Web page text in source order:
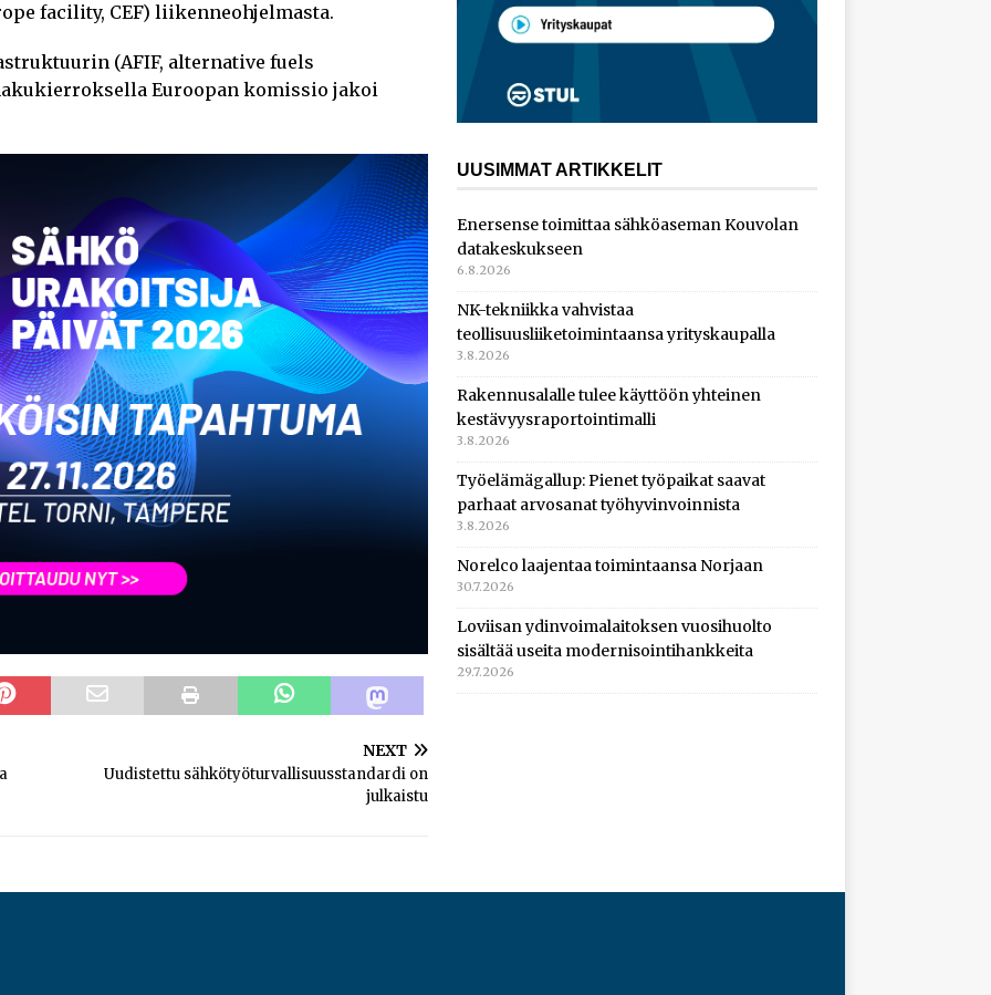
facility, CEF) liikenneohjelmasta.
(AFIF, alternative fuels
Euroopan komissio jakoi
NEXT
Uudistettu sähkötyöturvallisuusstandardi on
julkaistu
UUSIMMAT ARTIKKELIT
Enersense toimittaa sähköaseman Kouvolan
datakeskukseen
6.8.2026
NK-tekniikka vahvistaa
teollisuusliiketoimintaansa yrityskaupalla
3.8.2026
Rakennusalalle tulee käyttöön yhteinen
kestävyysraportointimalli
3.8.2026
Työelämägallup: Pienet työpaikat saavat
parhaat arvosanat työhyvinvoinnista
3.8.2026
Norelco laajentaa toimintaansa Norjaan
30.7.2026
Loviisan ydinvoimalaitoksen vuosihuolto
sisältää useita modernisointihankkeita
29.7.2026